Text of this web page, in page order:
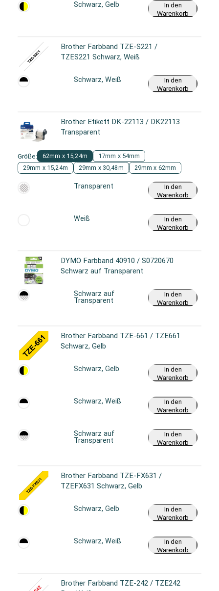
Schwarz, Gelb
In den
Warenkorb
Brother Farbband TZE-S221 /
TZES221 Schwarz, Weiß
Schwarz, Weiß
In den
Warenkorb
Brother Etikett DK-22113 / DK22113
Transparent
Größe: 62mm x 15,24m
17mm x 54mm
29mm x 15,24m
29mm x 30,48m 29mm x 62mm
Transparent
In den
Warenkorb
Weiß
In den
Warenkorb
DYMO Farbband 40910 / S0720670
Schwarz auf Transparent
Schwarz auf
Transparent
In den
Warenkorb
Brother Farbband TZE-661 / TZE661
Schwarz, Gelb
Schwarz, Gelb
In den
Warenkorb
Schwarz, Weiß
In den
Warenkorb
Schwarz auf
Transparent
In den
Warenkorb
Brother Farbband TZE-FX631 /
TZEFX631 Schwarz, Gelb
Schwarz, Gelb
In den
Warenkorb
Schwarz, Weiß
In den
Warenkorb
Brother Farbband TZE-242 / TZE242